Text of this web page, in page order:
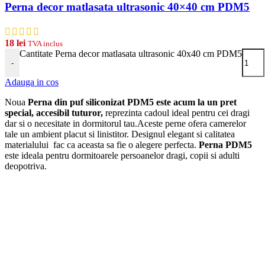
Perna decor matlasata ultrasonic 40×40 cm PDM5
18 lei TVA inclus
-
Cantitate Perna decor matlasata ultrasonic 40x40 cm PDM5
Adauga in cos
Noua Perna din puf siliconizat PDM5 este acum la un pret
special, accesibil tuturor, reprezinta cadoul ideal pentru cei dragi
dar si o necesitate in dormitorul tau.Aceste perne ofera camerelor
tale un ambient placut si linistitor. Designul elegant si calitatea
materialului fac ca aceasta sa fie o alegere perfecta. Perna PDM5
este ideala pentru dormitoarele persoanelor dragi, copii si adulti
deopotriva.